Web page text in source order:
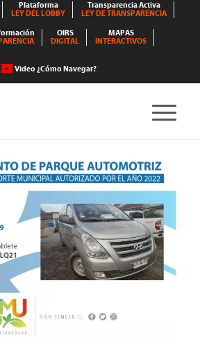
Plataforma
LEY DEL LOBBY
Transparencia Activa
LEY DE TRANSPARENCIA
OIRS
DIGITAL
MAPAS
INTERACTIVOS
Video ¿Cómo Navegar?